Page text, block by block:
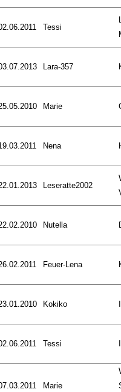
Tessi
Lara-357
Marie
Nena
Leseratte2002
Nutella
Feuer-Lena
Kokiko
Tessi
Marie